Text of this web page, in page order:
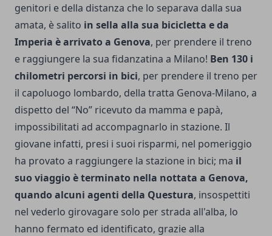
genitori e della distanza che lo separava dalla sua
amata, è salito in sella alla sua bicicletta e da
Imperia è arrivato a Genova, per prendere il treno
e raggiungere la sua fidanzatina a Milano! Ben 130 i
chilometri percorsi in bici, per prendere il treno per
il capoluogo lombardo, della tratta Genova-Milano, a
dispetto del “No” ricevuto da mamma e papà,
impossibilitati ad accompagnarlo in stazione. Il
giovane infatti, presi i suoi risparmi, nel pomeriggio
ha provato a raggiungere la stazione in bici; ma il
suo viaggio è terminato nella nottata a Genova,
quando alcuni agenti della Questura, insospettiti
nel vederlo girovagare solo per strada all'alba, lo
hanno fermato ed identificato, grazie alla